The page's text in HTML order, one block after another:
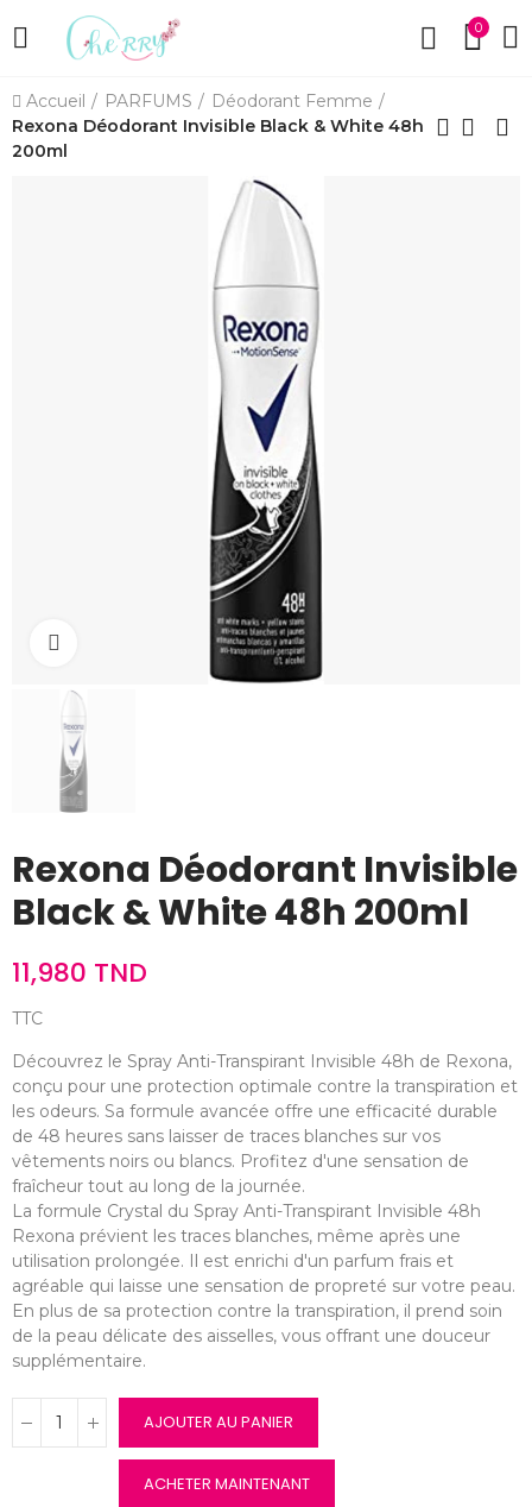
0
Accueil PARFUMS
Déodorant Femme
Rexona Déodorant Invisible Black & White 48h
200ml
Cliquez pour agrandir
Rexona Déodorant Invisible
Black & White 48h 200ml
11,980 TND
TTC
Découvrez le Spray Anti-Transpirant Invisible 48h de Rexona,
conçu pour une protection optimale contre la transpiration et
les odeurs. Sa formule avancée offre une efficacité durable
de 48 heures sans laisser de traces blanches sur vos
vêtements noirs ou blancs. Profitez d'une sensation de
fraîcheur tout au long de la journée.
La formule Crystal du Spray Anti-Transpirant Invisible 48h
Rexona prévient les traces blanches, même après une
utilisation prolongée. Il est enrichi d'un parfum frais et
agréable qui laisse une sensation de propreté sur votre peau.
En plus de sa protection contre la transpiration, il prend soin
de la peau délicate des aisselles, vous offrant une douceur
supplémentaire.
AJOUTER AU PANIER
ACHETER MAINTENANT